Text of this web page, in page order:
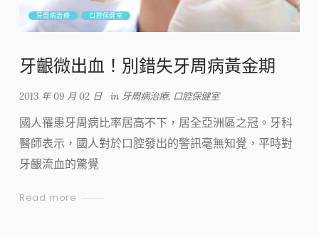
牙周病治療 口腔保健室
牙齦微出血！別錯失牙周病黃金期
2013 年 09 月 02 日 in 牙周病治療, 口腔保健室
國人罹患牙周病比率居高不下，居全亞洲區之冠。牙科
醫師表示，國人對於口腔發出的警訊毫無知覺，平時對
牙齦流血的驚覺
Read more